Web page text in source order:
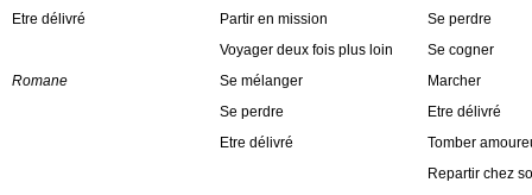
Etre délivré
Romane
Partir en mission
Voyager deux fois plus loin
Se mélanger
Se perdre
Etre délivré
Se perdre
Se cogner
Marcher
Etre délivré
Tomber
Repartir chez